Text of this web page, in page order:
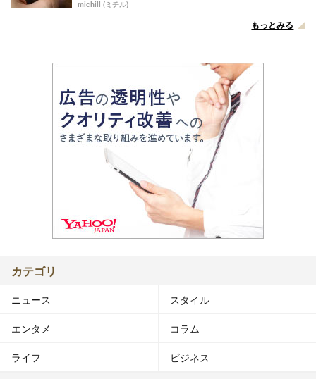
michill (ミチル)
もっとみる
カテゴリ
ニュース スタイル
エンタメ コラム
ライフ ビジネス